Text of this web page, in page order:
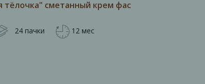
тёлочка" сметанный крем фас
24 пачки 12 мес